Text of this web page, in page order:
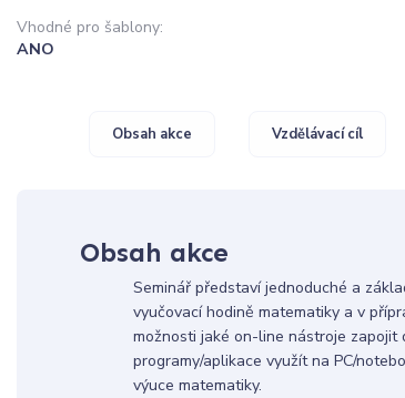
Vhodné pro šablony:
ANO
Obsah akce Vzdělávací cíl
Obsah akce
Seminář představí jednoduché a
vyučovací hodině matematiky a v
možnosti jaké on-line nástroje zapojit
programy/aplikace využít na PC/
výuce matematiky.